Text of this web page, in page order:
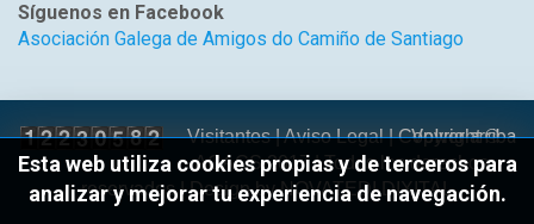
Síguenos en Facebook
Asociación Galega de Amigos do Camiño de Santiago
Volver arriba
Visitantes |Aviso Legal| Copyright ©
AGACS 2017 | Todos los derechos
reservados | Design byNOVATEDI DIXITAL
Esta web utiliza cookies propias y de terceros para
analizar y mejorar tu experiencia de navegación.